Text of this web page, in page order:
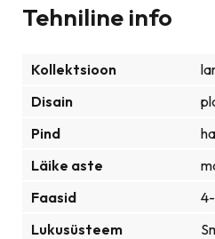
Tehniline info
Kollektsioon
Disain
Pind
Läike aste
Faasid
Lukusüsteem